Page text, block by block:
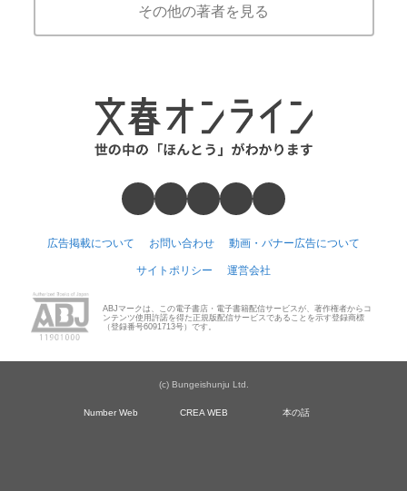
その他の著者を見る
広告掲載について お問い合わせ 動画・バナー広告について
サイトポリシー 運営会社
ABJマークは、この電子書店・電子書籍配信サービスが、著作権者からコ
ンテンツ使用許諾を得た正規版配信サービスであることを示す登録商標
（登録番号6091713号）です。
(c) Bungeishunju Ltd.
Number Web CREA WEB 本の話